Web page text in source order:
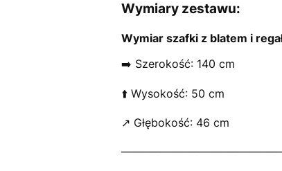
Wymiary zestawu:
Wymiar szafki z blatem i
➡️ Szerokość: 140 cm
⬆️ Wysokość: 50 cm
↗️ Głębokość: 46 cm